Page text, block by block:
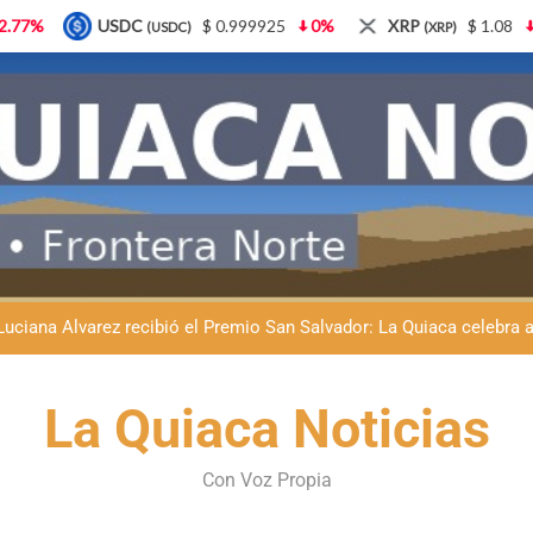
Natación inclusiva en La Quiaca: Celia Zenteno destacó el
La Quiaca defendió la soberanía nacional: el municipio
Día del Niño en La Quiaca: el municipio prepara una gran
La Quiaca defendió la soberanía nacional: el municipio
Luciana Álvarez recibió el Premio San Salvador: La Quiaca celebra
La Quiaca Noticias
Con Voz Propia
0.999925 0% XRP(XRP) $ 1.08 3.87% Solana (SOL)